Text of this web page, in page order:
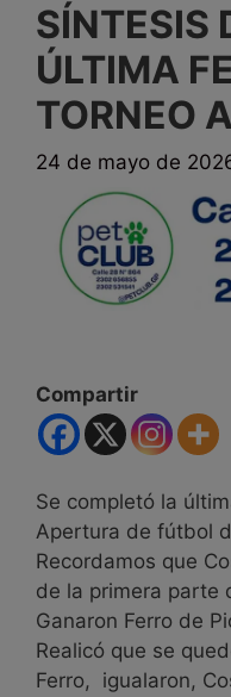
SÍNTESIS
ÚLTIMA
TORNEO
24 de mayo de
Compartir
Se completó la
Apertura de fútbol
Recordamos que
de la primera parte
Ganaron Ferro de
Realicó que se
Ferro, igualaron,